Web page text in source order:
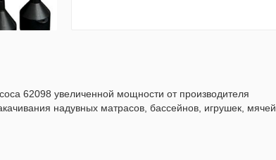
62098 увеличенной мощности от производителя
надувных матрасов, бассейнов, игрушек, мячей